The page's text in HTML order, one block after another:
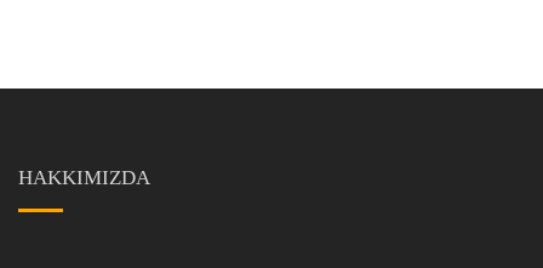
HAKKIMIZDA